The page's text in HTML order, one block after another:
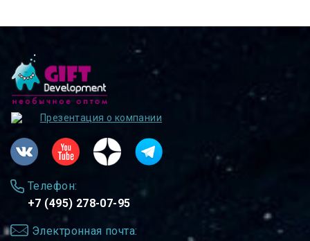
Презентация о компании
Телефон:
+7 (495) 278-07-95
Электронная почта: